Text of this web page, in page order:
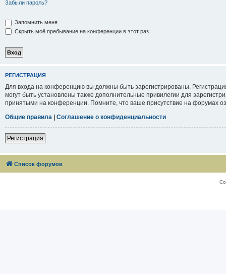
Забыли пароль?
Запомнить меня
Скрыть моё пребывание на конференции в этот раз
РЕГИСТРАЦИЯ
Для входа на конференцию вы должны быть зарегистрированы.
могут быть установлены также дополнительные привилегии для
принятыми на конференции. Помните, что ваше присутствие на форумах
Общие правила | Соглашение о конфиденциальности
Регистрация
Список форумов